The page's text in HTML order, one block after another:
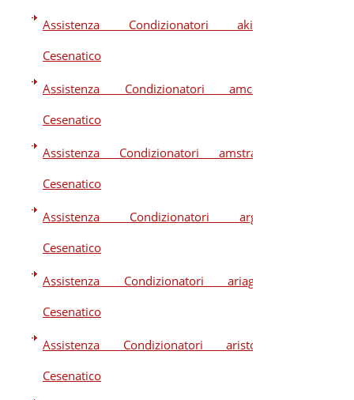
Assistenza Condizionatori akira
Cesenatico
Assistenza Condizionatori amcor
Cesenatico
Assistenza Condizionatori amstrad
Cesenatico
Assistenza Condizionatori argo
Cesenatico
Assistenza Condizionatori ariagel
Cesenatico
Assistenza Condizionatori ariston
Cesenatico